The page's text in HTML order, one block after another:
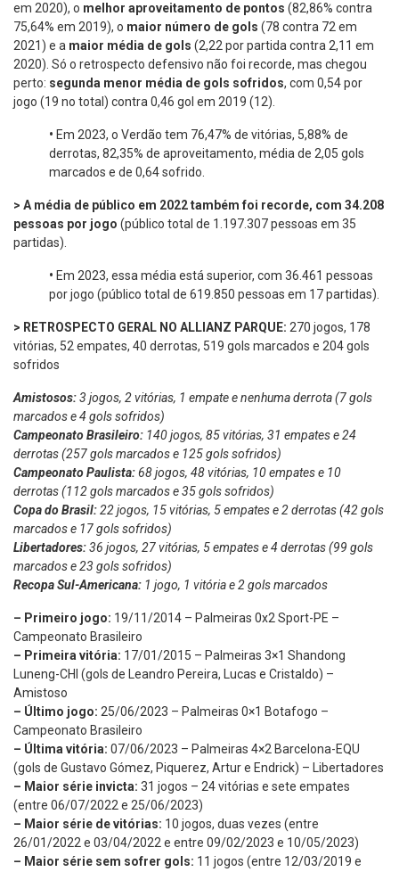
em 2020), o melhor aproveitamento de pontos (82,86% contra
75,64% em 2019), o maior número de gols (78 contra 72 em
2021) e a maior média de gols (2,22 por partida contra 2,11 em
2020). Só o retrospecto defensivo não foi recorde, mas chegou
perto: segunda menor média de gols sofridos, com 0,54 por
jogo (19 no total) contra 0,46 gol em 2019 (12).
• Em 2023, o Verdão tem 76,47% de vitórias, 5,88% de
derrotas, 82,35% de aproveitamento, média de 2,05 gols
marcados e de 0,64 sofrido.
> A média de público em 2022 também foi recorde, com 34.208
pessoas por jogo (público total de 1.197.307 pessoas em 35
partidas).
• Em 2023, essa média está superior, com 36.461 pessoas
por jogo (público total de 619.850 pessoas em 17 partidas).
> RETROSPECTO GERAL NO ALLIANZ PARQUE: 270 jogos, 178
vitórias, 52 empates, 40 derrotas, 519 gols marcados e 204 gols
sofridos
Amistosos:3 jogos, 2 vitórias, 1 empate e nenhuma derrota (7 gols
marcados e 4 gols sofridos)
Campeonato Brasileiro: 140 jogos, 85 vitórias, 31 empates e 24
derrotas (257 gols marcados e 125 gols sofridos)
Campeonato Paulista:68 jogos, 48 vitórias, 10 empates e 10
derrotas (112 gols marcados e 35 gols sofridos)
Copa do Brasil:22 jogos, 15 vitórias, 5 empates e 2 derrotas (42 gols
marcados e 17 gols sofridos)
Libertadores:36 jogos, 27 vitórias, 5 empates e 4 derrotas (99 gols
marcados e 23 gols sofridos)
Recopa Sul-Americana: 1 jogo, 1 vitória e 2 gols marcados
– Primeiro jogo: 19/11/2014 – Palmeiras 0x2 Sport-PE –
Campeonato Brasileiro
– Primeira vitória: 17/01/2015 – Palmeiras 3×1 Shandong
Luneng-CHI (gols de Leandro Pereira, Lucas e Cristaldo) –
Amistoso
– Último jogo: 25/06/2023 – Palmeiras 0×1 Botafogo –
Campeonato Brasileiro
– Última vitória: 07/06/2023 – Palmeiras 4×2 Barcelona-EQU
(gols de Gustavo Gómez, Piquerez, Artur e Endrick) – Libertadores
– Maior série invicta: 31 jogos – 24 vitórias e sete empates
(entre 06/07/2022 e 25/06/2023)
– Maior série de vitórias: 10 jogos, duas vezes (entre
26/01/2022 e 03/04/2022 e entre 09/02/2023 e 10/05/2023)
– Maior série sem sofrer gols: 11 jogos (entre 12/03/2019 e